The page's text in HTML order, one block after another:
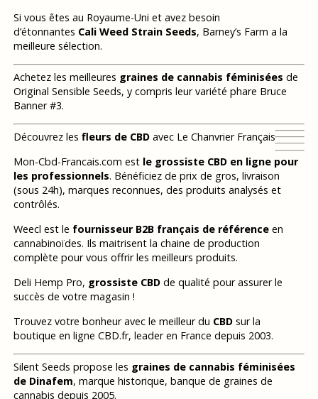
Si vous êtes au Royaume-Uni et avez besoin
d’étonnantes Cali Weed Strain Seeds, Barney’s Farm a la
meilleure sélection.
Achetez les meilleures graines de cannabis féminisées de
Original Sensible Seeds, y compris leur variété phare Bruce
Banner #3.
Découvrez les fleurs de CBDavec Le Chanvrier Français
Mon-Cbd-Francais.com est le grossiste CBD en ligne pour
les professionnels. Bénéficiez de prix de gros, livraison
(sous 24h), marques reconnues, des produits analysés et
contrôlés.
Weecl est le fournisseur B2B français de référenceen
cannabinoïdes. Ils maitrisent la chaine de production
complète pour vous offrir les meilleurs produits.
Deli Hemp Pro, grossiste CBDde qualité pour assurer le
succès de votre magasin !
Trouvez votre bonheur avec le meilleur du CBDsur la
boutique en ligne CBD.fr, leader en France depuis 2003.
Silent Seeds propose les graines de cannabis féminisées
de Dinafem, marque historique, banque de graines de
cannabis depuis 2005.